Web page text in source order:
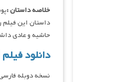
خلاصه داستان :
داستان این
حاشیه و عادی
دانلود فیلم Copper Skin And Iron Bones Of Fang Shiyu 2021
نسخه دوبله